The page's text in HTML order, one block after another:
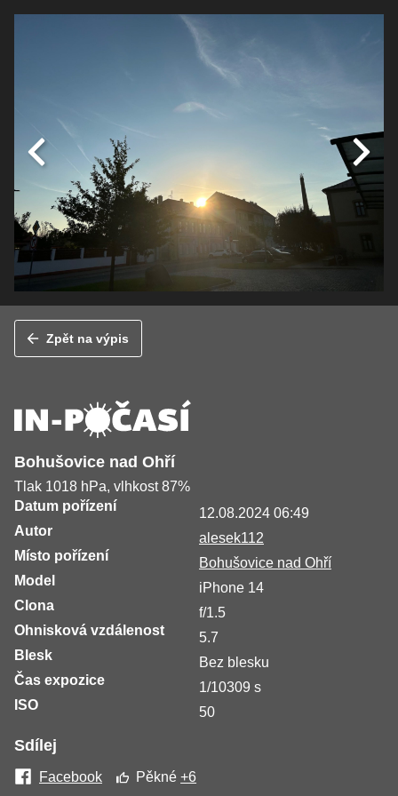
Zpět na výpis
Bohušovice nad Ohří
Tlak 1018 hPa, vlhkost 87%
Datum pořízení
12.08.2024 06:49
Autor
alesek112
Místo pořízení
Bohušovice nad Ohří
Model
iPhone 14
Clona
f/1.5
Ohnisková vzdálenost
5.7
Blesk
Bez blesku
Čas expozice
1/10309 s
ISO
50
Sdílej
Facebook Pěkné+6